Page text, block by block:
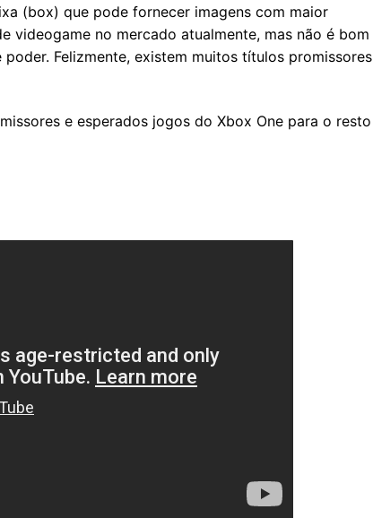
(box) que pode fornecer imagens com maior
videogame no mercado atualmente, mas não é bom
poder. Felizmente, existem muitos títulos promissores
e esperados jogos do Xbox One para o resto